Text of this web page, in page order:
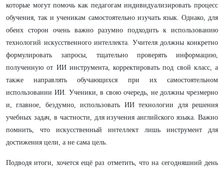
которые могут помочь как педагогам индивидуализировать процесс
обучения, так и ученикам самостоятельно изучать язык. Однако, для
обеих сторон очень важно разумно подходить к использованию
технологий искусственного интеллекта. Учителя должны конкретно
формулировать запросы, тщательно проверять информацию,
полученную от ИИ инструмента, корректировать под свой класс, а
также направлять обучающихся при их самостоятельном
использовании ИИ. Ученики, в свою очередь, не должны чрезмерно
и, главное, бездумно, использовать ИИ технологии для решения
учебных задач, в частности, для изучения английского языка. Важно
помнить, что искусственный интеллект лишь инструмент для
достижения цели, а не сама цель.
Подводя итоги, хочется ещё раз отметить, что на сегодняшний день